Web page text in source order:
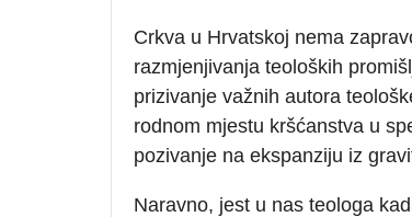
Crkva u Hrvatskoj nema
razmjenjivanja teoloških
prizivanje važnih autora
rodnom mjestu kršćanstva u
pozivanje na ekspanziju iz
Naravno, jest u nas teologa